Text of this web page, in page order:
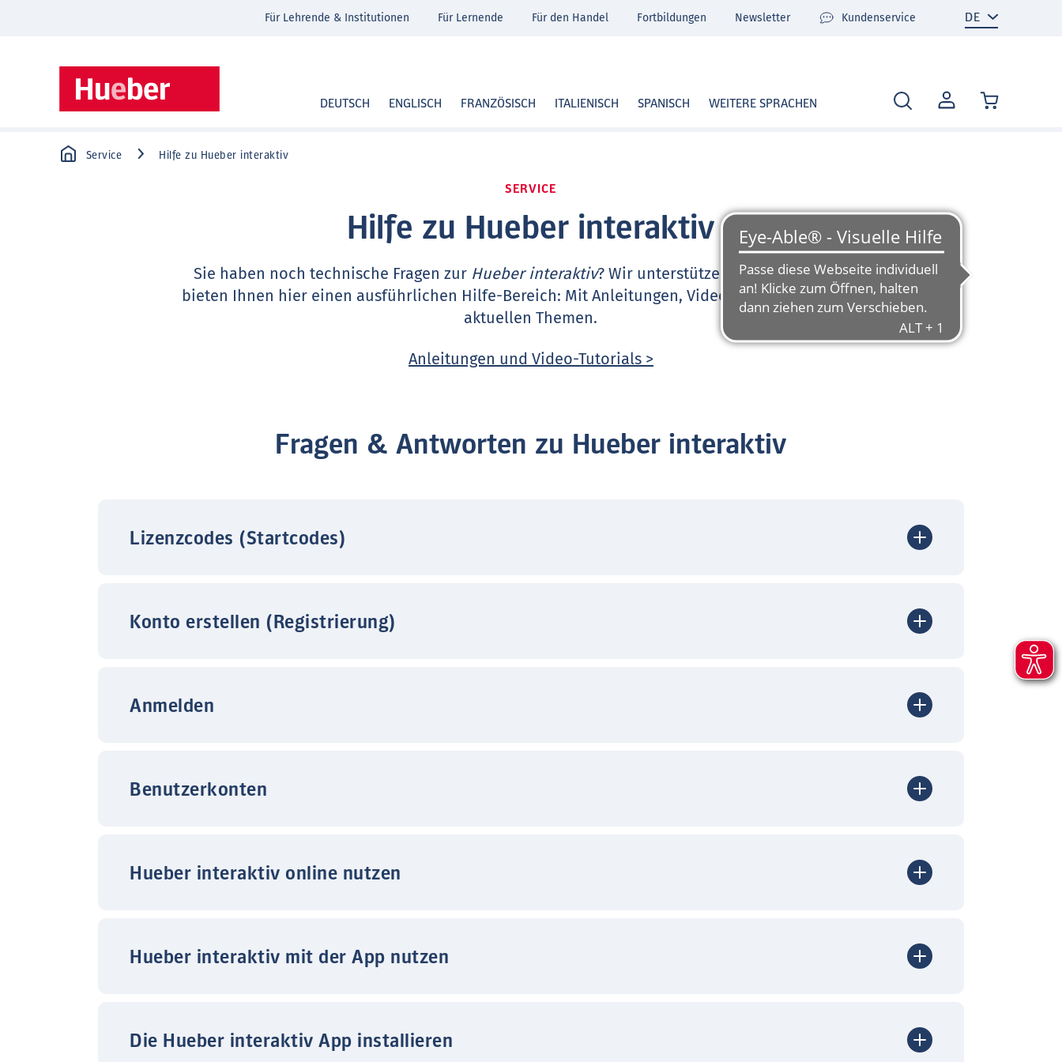
MEIN
KONTO
DEUTSCH ENGLISCH FRANZÖSISCH ITALIENISCH SPANISCH WEITERE SPRACHEN
Für Lehrende & Institutionen Für Lernende Für den Handel Fortbildungen Newsletter Kundenservice
Service Hilfe zu Hueber interaktiv
SERVICE
Hilfe zu Hueber interaktiv
Sie haben noch technische Fragen zur Hueber interaktiv? Wir unterstützen Sie sehr gerne und
bieten Ihnen hier einen ausführlichen Hilfe-Bereich: Mit Anleitungen, Video-Tutorials und FAQ zu
aktuellen Themen.
Anleitungen und Video-Tutorials >
Fragen & Antworten zu Hueber interaktiv
Lizenzcodes (Startcodes)
Konto erstellen (Registrierung)
Anmelden
Benutzerkonten
Hueber interaktiv online nutzen
Hueber interaktiv mit der App nutzen
Die Hueber interaktiv App installieren